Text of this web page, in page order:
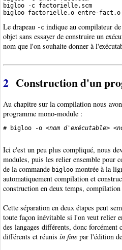
bigloo -c factorielle.scm
Le drapeau -c indique au compilateur
objet sans essayer de construire un
nom que l'on souhaite donner à
2 Construction d'un
Au chapitre sur la compilation nous
programme mono-module :
# bigloo -o <nom d'exécutable> <
Ici c'est un peu plus compliqué, nous
modules, puis les relier ensemble pour
de la commande bigloo montrée à la
automatiquement compilation et
construction en deux temps,
Cette séparation en deux étapes peut
toute façon inévitable si l'on veut relier
des langages différents, donc forcément
différents et réunis in fine par l'édition